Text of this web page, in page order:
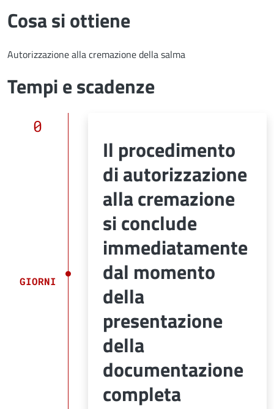
Cosa si ottiene
Autorizzazione alla cremazione della salma
Tempi e scadenze
0
GIORNI
Il procedimento
di autorizzazione
alla cremazione
si conclude
immediatamente
dal momento
della
presentazione
della
documentazione
completa